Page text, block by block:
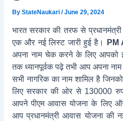
By StateNaukari /June 29, 2024
भारत सरकार की तरफ से
एक और नई लिस्ट जारी हुई है।
PM
अपना नाम चेक करने के लिए आपको
तक ध्यानपूर्वक पढ़े तभी आप अपना
सभी नागरिक का नाम शामिल है
लिए सरकार की ओर से 130000
आपने पीएम आवास योजना के लिए
आप प्रधानमंत्री आवास योजना की